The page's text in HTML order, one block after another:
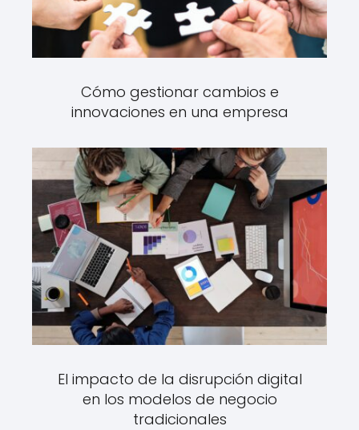
Cómo gestionar cambios e
innovaciones en una empresa
El impacto de la disrupción digital
en los modelos de negocio
tradicionales